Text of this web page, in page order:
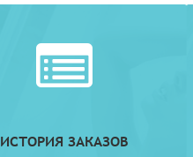
ИСТОРИЯ ЗАКАЗОВ